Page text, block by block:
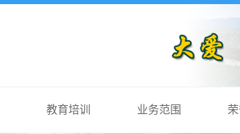
教育培训 业务范围